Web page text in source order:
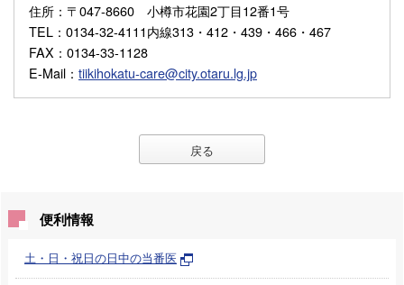
住所 ：〒047-8660 小樽市花園2丁目12番1号
TEL ：0134-32-4111内線313・412・439・466・467
FAX ：0134-33-1128
E-Mail ： tiikihokatu-care@city.otaru.lg.jp
戻る
便利情報
土・日・祝日の日中の当番医